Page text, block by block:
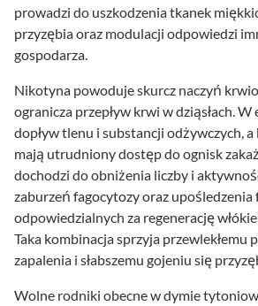
prowadzi do uszkodzenia tkanek
przyzębia oraz modulacji odpowiedzi
gospodarza.
Nikotyna powoduje skurcz naczyń
ogranicza przepływ krwi w dziąsłach. W
dopływ tlenu i substancji odżywczych,
mają utrudniony dostęp do ognisk
dochodzi do obniżenia liczby i
zaburzeń fagocytozy oraz
odpowiedzialnych za regenerację
Taka kombinacja sprzyja przewlekłemu
zapalenia i słabszemu gojeniu się
Wolne rodniki obecne w dymie